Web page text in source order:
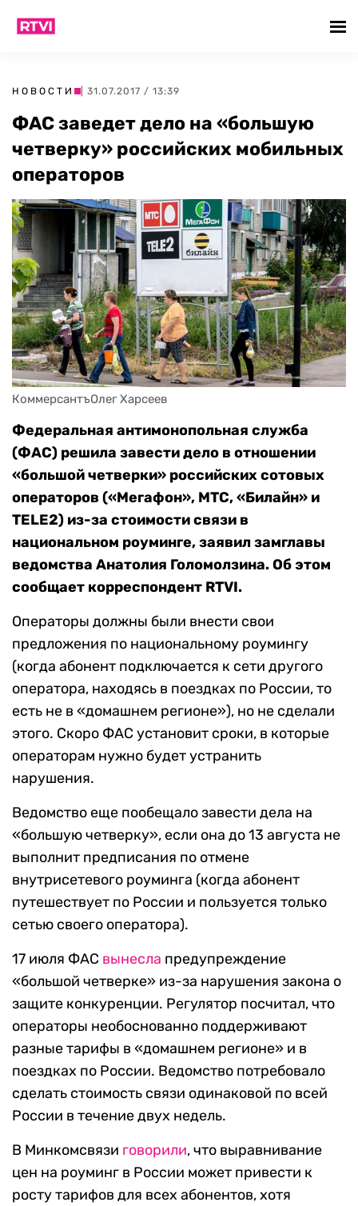
НОВОСТИ | 31.07.2017 / 13:39
ФАС заведет дело на «большую
четверку» российских мобильных
операторов
КоммерсантъОлег Харсеев
Федеральная антимонопольная служба
(ФАС) решила завести дело в отношении
«большой четверки» российских сотовых
операторов («Мегафон», МТС, «Билайн» и
TELE2) из-за стоимости связи в
национальном роуминге, заявил замглавы
ведомства Анатолия Голомолзина. Об этом
сообщает корреспондент RTVI.
Операторы должны были внести свои
предложения по национальному роумингу
(когда абонент подключается к сети другого
оператора, находясь в поездках по России, то
есть не в «домашнем регионе»), но не сделали
этого. Скоро ФАС установит сроки, в которые
операторам нужно будет устранить
нарушения.
Ведомство еще пообещало завести дела на
«большую четверку», если она до 13 августа не
выполнит предписания по отмене
внутрисетевого роуминга (когда абонент
путешествует по России и пользуется только
сетью своего оператора).
17 июля ФАС вынесла предупреждение
«большой четверке» из-за нарушения закона о
защите конкуренции. Регулятор посчитал, что
операторы необоснованно поддерживают
разные тарифы в «домашнем регионе» и в
поездках по России. Ведомство потребовало
сделать стоимость связи одинаковой по всей
России в течение двух недель.
В Минкомсвязи говорили, что выравнивание
цен на роуминг в России может привести к
росту тарифов для всех абонентов, хотя